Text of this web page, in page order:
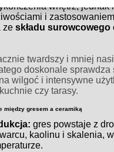
wnętrz, jednak
i
zeskładu
twardszy i mniej
doskonale sprawdza
wilgoć i intensywne
czy tarasy.
między gresem a ceramiką
gres powstaje z
kaolinu i skalenia,